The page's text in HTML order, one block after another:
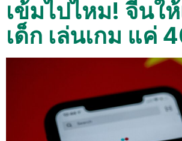
เข้มไปไหม! จีนให้
เด็ก เล่นเกม แค่